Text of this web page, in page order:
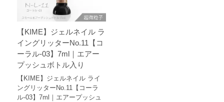
【KIME】ジェルネイル ラ
イングリッターNo.11【コ
ーラル-03】7ml｜エアー
プッシュボトル入り
【KIME】ジェルネイル ライ
ングリッターNo.11【コーラ
ル-03】7ml｜エアープッシュ